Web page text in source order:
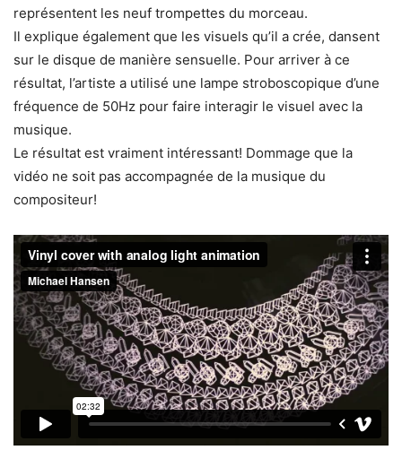
représentent les neuf trompettes du morceau.
Il explique également que les visuels qu’il a crée, dansent
sur le disque de manière sensuelle. Pour arriver à ce
résultat, l’artiste a utilisé une lampe stroboscopique d’une
fréquence de 50Hz pour faire interagir le visuel avec la
musique.
Le résultat est vraiment intéressant! Dommage que la
vidéo ne soit pas accompagnée de la musique du
compositeur!